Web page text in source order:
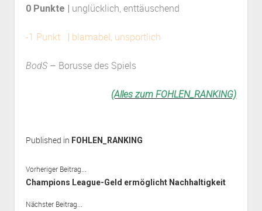
0 Punkte | unglücklich, enttäuschend
-1 Punkt | blamabel, unsportlich
BodS– Borusse des Spiels
(Alles zum FOHLEN_RANKING)
Published in FOHLEN_RANKING
Vorheriger Beitrag...
Champions League-Geld ermöglicht Nachhaltigkeit
Nächster Beitrag...